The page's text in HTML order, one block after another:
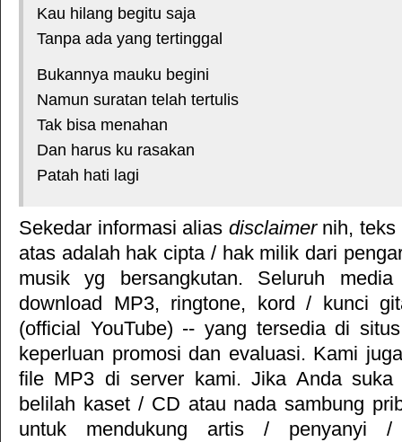
Kau hilang begitu saja
Tanpa ada yang tertinggal
Bukannya mauku begini
Namun suratan telah tertulis
Tak bisa menahan
Dan harus ku rasakan
Patah hati lagi
Sekedar informasi alias disclaimernih, teks
atas adalah hak cipta / hak milik dari
musik yg bersangkutan. Seluruh
download MP3, ringtone, kord / kunci
(official YouTube) -- yang tersedia di
keperluan promosi dan evaluasi. Kami
file MP3 di server kami. Jika Anda
belilah kaset / CD atau nada sambung
untuk mendukung artis / penyanyi